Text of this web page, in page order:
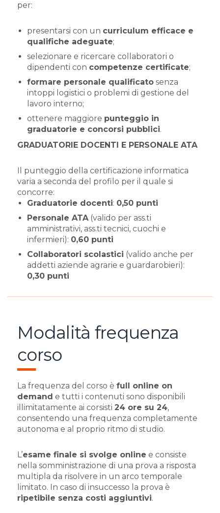
per:
presentarsi con un curriculum efficace e
qualifiche adeguate;
selezionare e ricercare collaboratori o
dipendenti con competenze certificate;
formare personale qualificato senza
intoppi logistici o problemi di gestione del
lavoro interno;
ottenere maggiore punteggio in
graduatorie e concorsi pubblici.
GRADUATORIE DOCENTI E PERSONALE ATA
Il punteggio della certificazione informatica
varia a seconda del profilo per il quale si
concorre:
Graduatorie docenti: 0,50 punti
Personale ATA(valido per ass.ti
amministrativi, ass.ti tecnici, cuochi e
infermieri): 0,60 punti
Collaboratori scolastici (valido anche per
addetti aziende agrarie e guardarobieri):
0,30 punti
Modalità frequenza
corso
La frequenza del corso è full online on
demand e tutti i contenuti sono disponibili
illimitatamente ai corsisti 24 ore su 24,
consentendo una frequenza completamente
autonoma e al proprio ritmo di studio.
L’esame finale si svolge online e consiste
nella somministrazione di una prova a risposta
multipla da risolvere in un arco temporale
limitato. In caso di insuccesso la prova è
ripetibile senza costi aggiuntivi.